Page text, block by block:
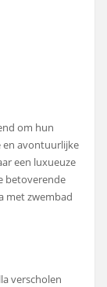
om hun
en avontuurlijke
een luxueuze
betoverende
met zwembad
verscholen